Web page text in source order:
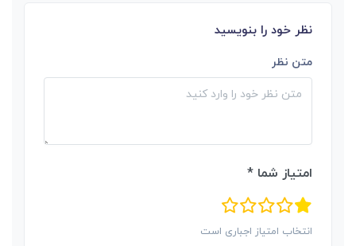
نظر خود را بنویسید
متن نظر
امتیاز شما *
انتخاب امتیاز اجباری است